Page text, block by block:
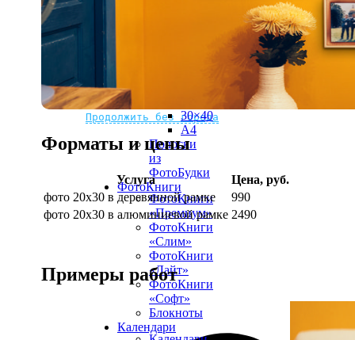
Не нашли Ваш город?
Мы доставляем по всему миру
Продолжить без города
30×40
A4
Полоски
из
ФотоБудки
ФотоКниги
ФотоКниги
«Премиум»
ФотоКниги
«Слим»
ФотоКниги
«Лайт»
ФотоКниги
«Софт»
Блокноты
Календари
Форматы и цены
Услуга
Цена, руб.
фото 20х30 в деревянной рамке
990
фото 20х30 в алюминиевой рамке 2490
Примеры работ